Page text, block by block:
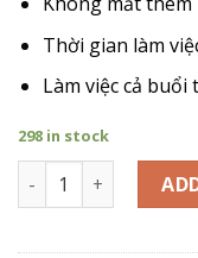
Thời gian làm
Làm việc cả buổi
298 in stock
Giá Thay Ắc Quy xe